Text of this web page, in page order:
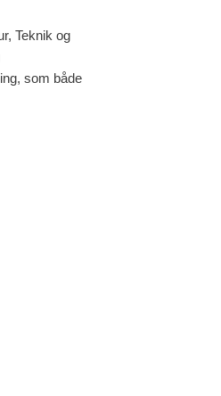
Teknik og
som både